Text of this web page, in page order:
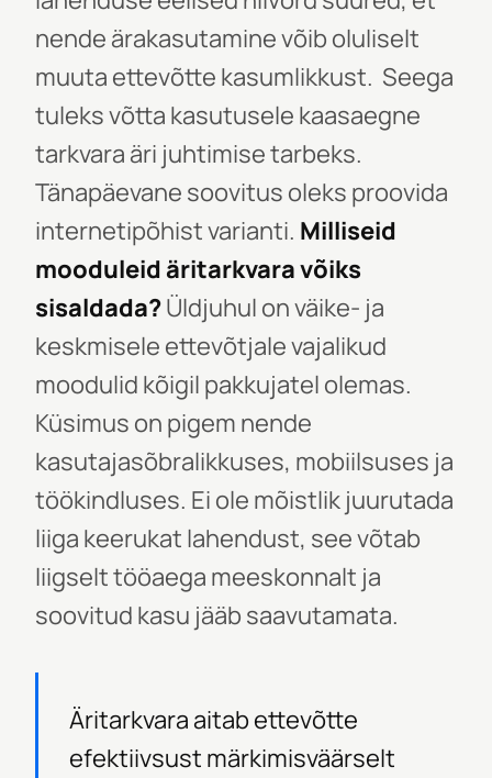
nende ärakasutamine võib oluliselt
muuta ettevõtte kasumlikkust. Seega
tuleks võtta kasutusele kaasaegne
tarkvara äri juhtimise tarbeks.
Tänapäevane soovitus oleks proovida
internetipõhist varianti. Milliseid
mooduleid äritarkvara võiks
sisaldada?Üldjuhul on väike- ja
keskmisele ettevõtjale vajalikud
moodulid kõigil pakkujatel olemas.
Küsimus on pigem nende
kasutajasõbralikkuses, mobiilsuses ja
töökindluses. Ei ole mõistlik juurutada
liiga keerukat lahendust, see võtab
liigselt tööaega meeskonnalt ja
soovitud kasu jääb saavutamata.
Äritarkvara aitab ettevõtte
efektiivsust märkimisväärselt